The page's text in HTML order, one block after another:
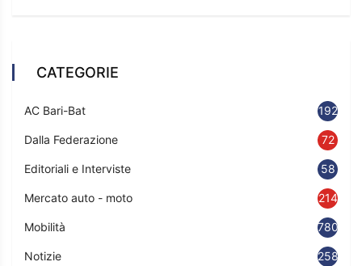
CATEGORIE
AC Bari-Bat 192
Dalla Federazione 72
Editoriali e Interviste 58
Mercato auto - moto 214
Mobilità 780
Notizie 2583